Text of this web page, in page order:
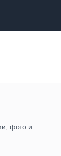
фото и